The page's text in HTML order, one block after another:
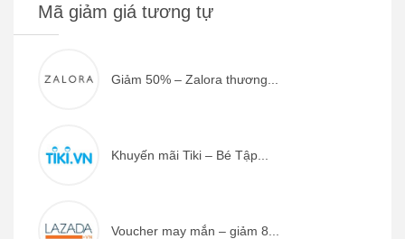
Mã giảm giá tương tự
Giảm 50% – Zalora thương...
Khuyến mãi Tiki – Bé Tập...
Voucher may mắn – giảm 8...